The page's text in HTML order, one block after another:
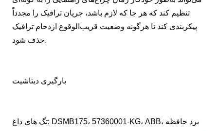
تنظیم کند که هر جا که لازم باشد، جریان ترافیک را مجدداً
پیکربندی کند تا هرگونه وضعیت قریب‌الوقوع ازدحام ترافیک
حذف شود.
بارگیری دیتاشیت
تگ های داغ: DSMB175، 57360001-KG، ABB، برد حافظه